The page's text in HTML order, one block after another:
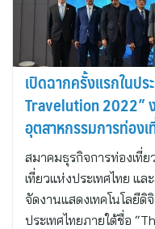
เปิดฉากครั้งแรกในปร
Travelution 2022”
อุตสาหกรรมการท่อง
สมาคมธุรกิจการท่องเที่
เที่ยวแห่งประเทศไทย แ
จัดงานแสดงเทคโนโลยีดิ
ประเทศไทยภายใต้ชื่อ